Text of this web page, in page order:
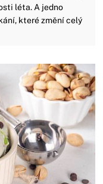
léta. A jedno
které změní celý